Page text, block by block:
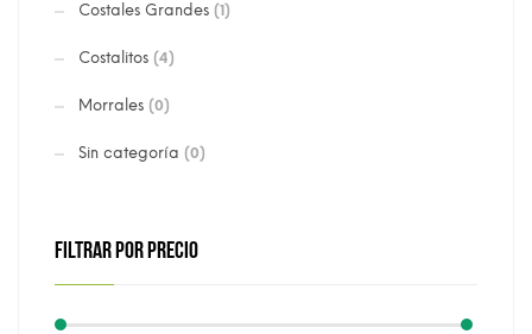
Costales Grandes (1)
Costalitos (4)
Morrales (0)
Sin categoría (0)
FILTRAR POR PRECIO